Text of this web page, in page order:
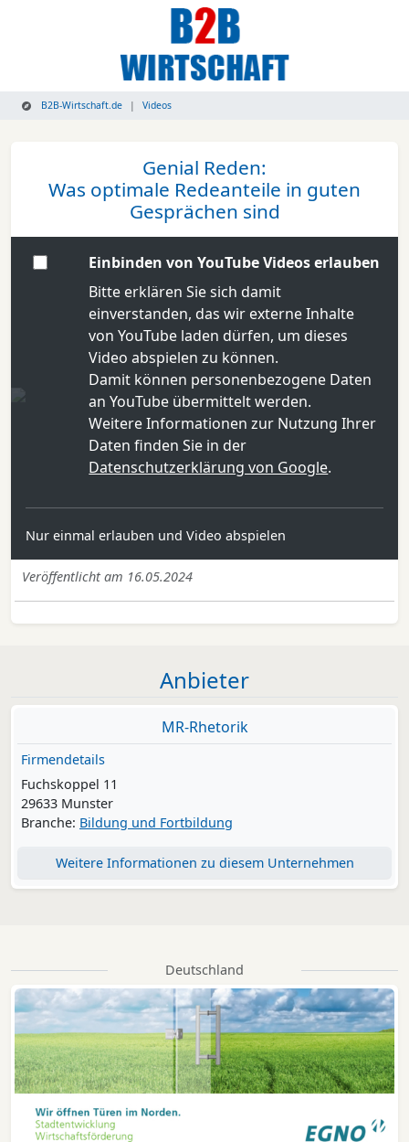
B2B-Wirtschaft.de Videos
Genial Reden:
Was optimale Redeanteile in guten
Gesprächen sind
Einbinden von YouTube Videos erlauben
Bitte erklären Sie sich damit
einverstanden, das wir externe Inhalte
von YouTube laden dürfen, um dieses
Video abspielen zu können.
Damit können personenbezogene Daten
an YouTube übermittelt werden.
Weitere Informationen zur Nutzung Ihrer
Daten finden Sie in der
Datenschutzerklärung von Google.
Nur einmal erlauben und Video abspielen
Veröffentlicht am 16.05.2024
Anbieter
MR-Rhetorik
Firmendetails
Fuchskoppel 11
29633 Munster
Branche: Bildung und Fortbildung
Weitere Informationen zu diesem Unternehmen
Deutschland